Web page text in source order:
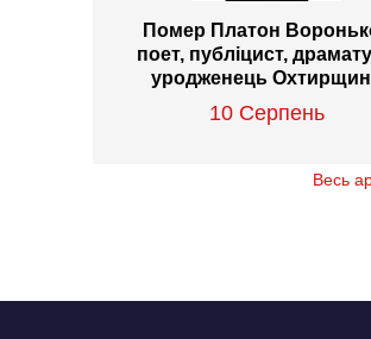
Помер Платон
поет, публіцист,
уродженець
10 Серпень
Весь